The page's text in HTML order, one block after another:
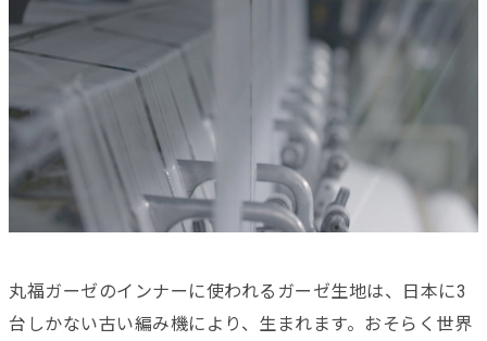
丸福ガーゼのインナーに使われるガーゼ生地は、日本に3
台しかない古い編み機により、生まれます。おそらく世界